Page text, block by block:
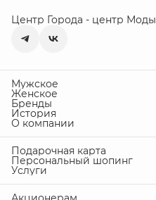
Центр Города - центр Моды
Мужское
Женское
Бренды
История
О компании
Подарочная карта
Персональный шопинг
Услуги